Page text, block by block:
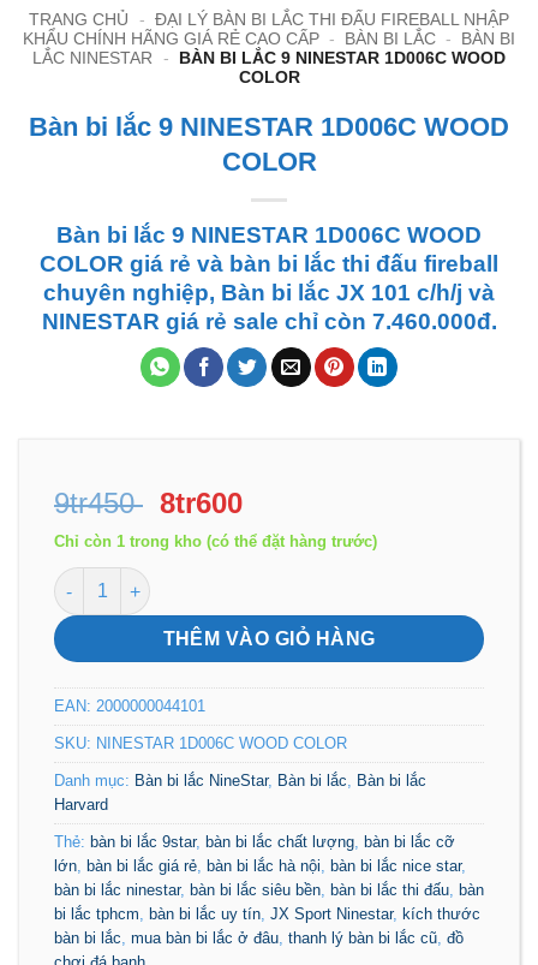
TRANG CHỦ - ĐẠI LÝ BÀN BI LẮC THI ĐẤU FIREBALL NHẬP
KHẨU CHÍNH HÃNG GIÁ RẺ CAO CẤP - BÀN BI LẮC -
BÀN BI
LẮC NINESTAR -
BÀN BI LẮC 9 NINESTAR 1D006C WOOD
COLOR
Bàn bi lắc 9 NINESTAR 1D006C WOOD
COLOR
Bàn bi lắc 9 NINESTAR 1D006C WOOD
COLOR giá rẻ và bàn bi lắc thi đấu fireball
chuyên nghiệp, Bàn bi lắc JX 101 c/h/j và
NINESTAR giá rẻ sale chỉ còn 7.460.000đ.
9tr450 Giá
gốc
là:
8tr600
hiện
tại
8tr600 .
Chỉ còn 1 trong kho (có thể đặt hàng trước)
Bàn bi lắc 9 NINESTAR 1D006C WOOD COLOR số lượng
THÊM VÀO GIỎ HÀNG
EAN: 2000000044101
SKU: NINESTAR 1D006C WOOD COLOR
Danh mục: Bàn bi lắc NineStar, Bàn bi lắc, Bàn bi lắc
Harvard
Thẻ: bàn bi lắc 9star, bàn bi lắc chất lượng, bàn bi lắc cỡ
lớn, bàn bi lắc giá rẻ, bàn bi lắc hà nội, bàn bi lắc nice star,
bàn bi lắc ninestar, bàn bi lắc siêu bền, bàn bi lắc thi đấu, bàn
bi lắc tphcm, bàn bi lắc uy tín, JX Sport Ninestar, kích thước
bàn bi lắc, mua bàn bi lắc ở đâu, thanh lý bàn bi lắc cũ, đồ